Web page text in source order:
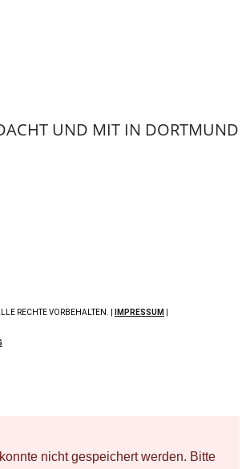
UND MIT IN DORTMUND
RECHTE VORBEHALTEN. | IMPRESSUM
nicht gespeichert werden. Bitte